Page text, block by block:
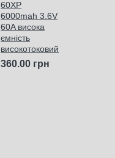
60XP
6000mah 3.6V
60A висока
ємність
високотоковий
360.00 грн